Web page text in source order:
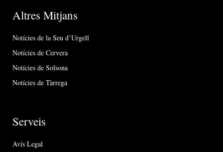
Altres Mitjans
Notícies de la Seu d’Urgell
Notícies de Cervera
Notícies de Solsona
Notícies de Tàrrega
Serveis
Avís Legal